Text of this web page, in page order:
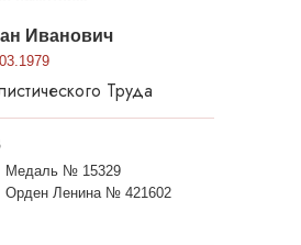
Иванович
Труда
Медаль № 15329
Орден Ленина № 421602